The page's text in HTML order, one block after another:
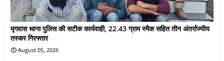
मृगवास थाना पुलिस की सटीक कार्यवाही, 22.43 ग्राम स्मैक सहित तीन अंतर्राज्यीय
तस्कर गिरफ्तार
August 05, 2026